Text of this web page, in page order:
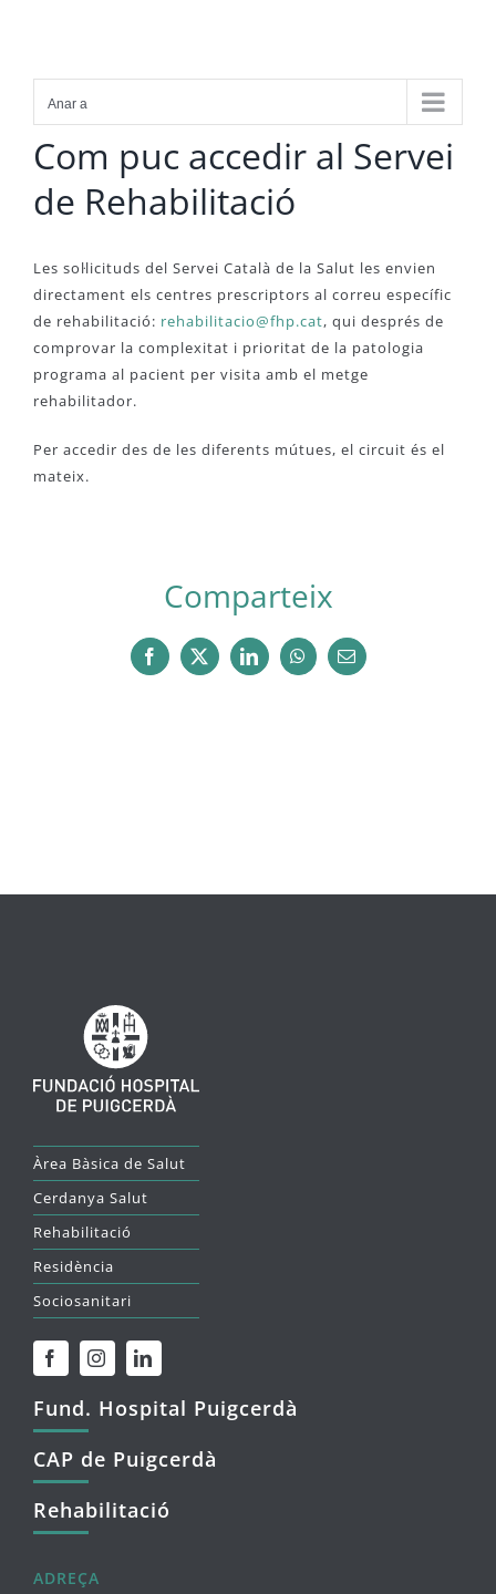
Anar a
Com puc accedir al Servei
de Rehabilitació
Les sol·licituds del Servei Català de la Salut les envien
directament els centres prescriptors al correu específic
de rehabilitació: rehabilitacio@fhp.cat, qui després de
comprovar la complexitat i prioritat de la patologia
programa al pacient per visita amb el metge
rehabilitador.
Per accedir des de les diferents mútues, el circuit és el
mateix.
Comparteix
Facebook
X LinkedInWhatsApp
Email:
Àrea Bàsica de Salut
Cerdanya Salut
Rehabilitació
Residència
Sociosanitari
Fund. Hospital Puigcerdà
CAP de Puigcerdà
Rehabilitació
ADREÇA